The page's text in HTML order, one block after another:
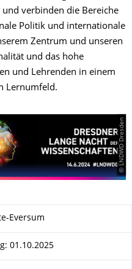
verbinden die Bereiche
Politik und internationale
Zentrum und unseren
und das hohe
und Lehrenden in einem
Lernumfeld.
© LNDWD Dresden
Eversum
01.10.2025